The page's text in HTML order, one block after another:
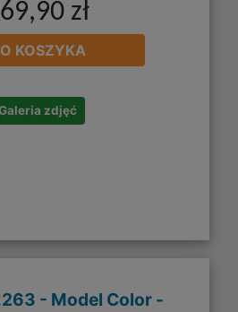
zł
KOSZYKA
zdjęć
- Model Color -